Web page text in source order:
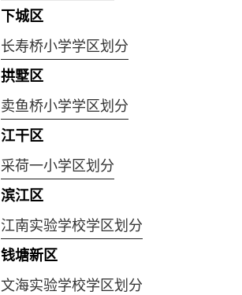
下城区
长寿桥小学学区划分
拱墅区
卖鱼桥小学学区划分
江干区
采荷一小学区划分
滨江区
江南实验学校学区划分
钱塘新区
文海实验学校学区划分